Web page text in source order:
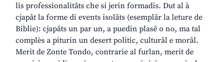
lis professionalitâts che si jerin formadis. Dut al à
cjapât la forme di events isolâts (esemplâr la leture de
Biblie): cjapâts un par un, a puedin plasê o no, ma tal
complès a piturin un desert politic, culturâl e morâl.
Merit de Zonte Tondo, contrarie al furlan, merit de